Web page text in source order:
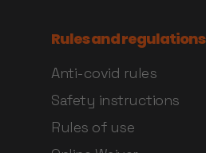
Rules and regulations
Anti-covid rules
Safety instructions
Rules of use